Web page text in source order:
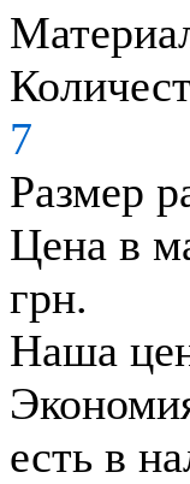
7
Размер
Цена в
грн.
Наша
есть в